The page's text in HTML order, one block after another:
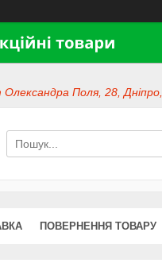
Поля, 28,
ПОВЕРНЕННЯ ТОВАРУ